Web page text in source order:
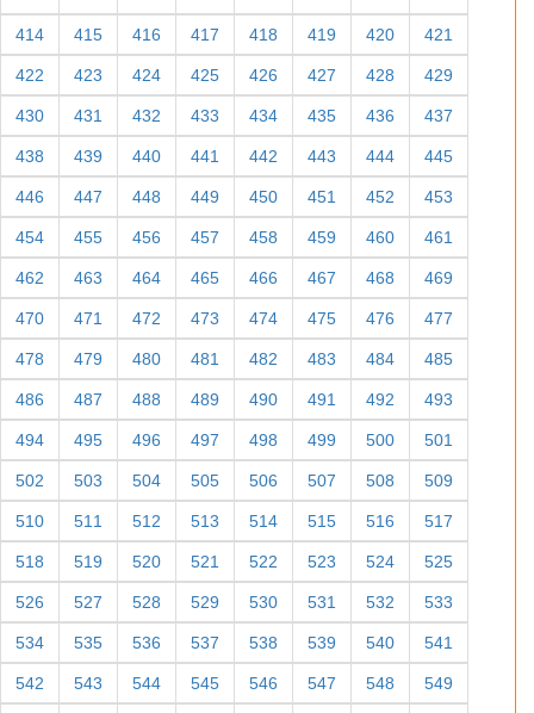
414 415 416 417 418 419 420 421
422 423 424 425 426 427 428 429
430 431 432 433 434 435 436 437
438 439 440 441 442 443 444 445
446 447 448 449 450 451 452 453
454 455 456 457 458 459 460 461
462 463 464 465 466 467 468 469
470 471 472 473 474 475 476 477
478 479 480 481 482 483 484 485
486 487 488 489 490 491 492 493
494 495 496 497 498 499 500 501
502 503 504 505 506 507 508 509
510 511 512 513 514 515 516 517
518 519 520 521 522 523 524 525
526 527 528 529 530 531 532 533
534 535 536 537 538 539 540 541
542 543 544 545 546 547 548 549